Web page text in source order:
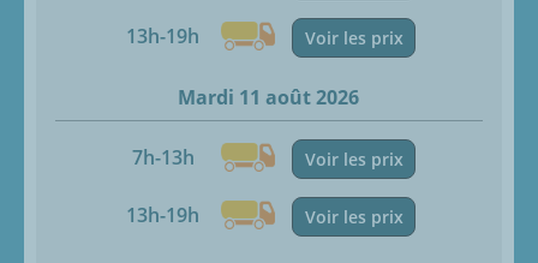
13h-19h Voir les prix
Mardi 11 août 2026
7h-13h Voir les prix
13h-19h Voir les prix